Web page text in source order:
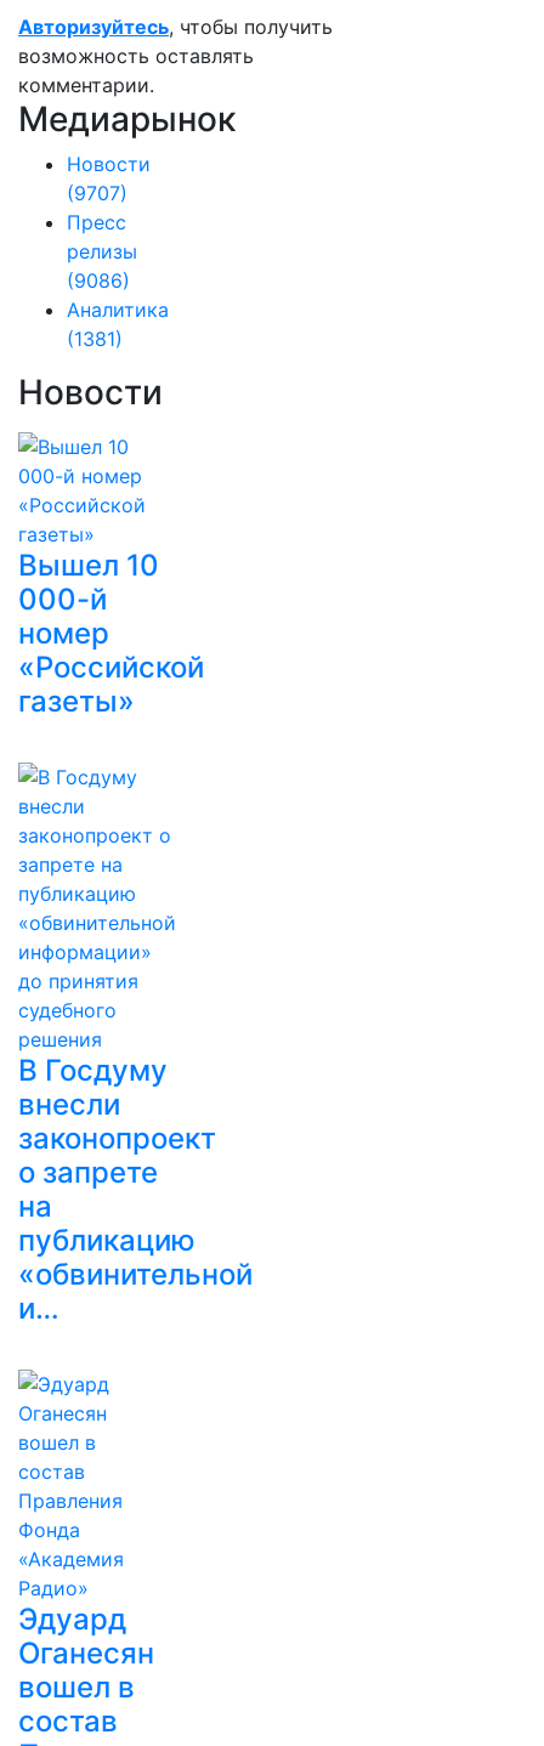
Авторизуйтесь, чтобы получить
возможность оставлять
комментарии.
Медиарынок
Новости
(9707)
Пресс
релизы
(9086)
Аналитика
(1381)
Новости
Вышел 10
000-й
номер
«Российской
газеты»
В Госдуму
внесли
законопроект
о запрете
на
публикацию
«обвинительной
и…
Эдуард
Оганесян
вошел в
состав